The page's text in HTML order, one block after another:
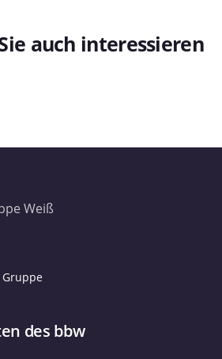
auch interessieren
Gruppe
des bbw